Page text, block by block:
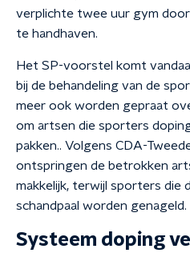
verplichte twee uur gym
te handhaven.
Het SP-voorstel komt
bij de behandeling van de
meer ook worden gepraat
om artsen die sporters
pakken.. Volgens CDA-
ontspringen de betrokken
makkelijk, terwijl sporters die
schandpaal worden genageld.
Systeem doping